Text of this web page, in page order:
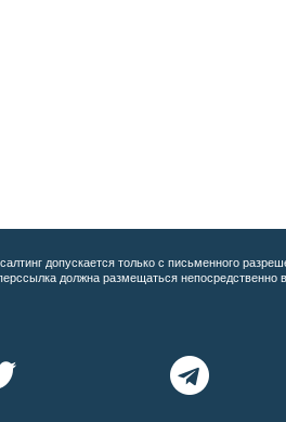
допускается только с письменного
должна размещаться